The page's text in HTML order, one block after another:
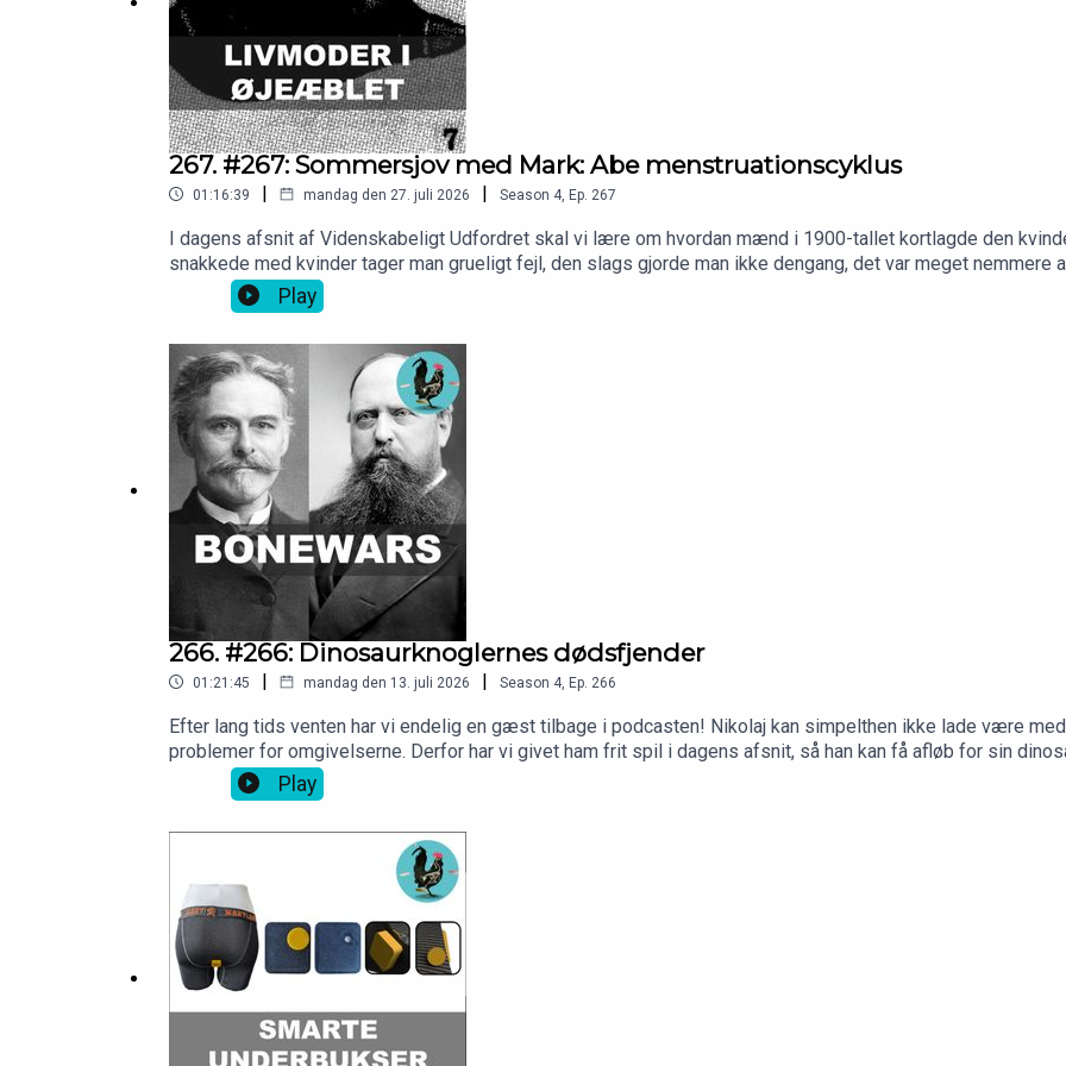
Tak til Christian Eiming for disclaimer.
Tak til Barometer-Bjarke for Gak-O-meteret.
Husk at være dumme 🧠
267. #267: Sommersjov med Mark: Abe menstruationscyklus
01:16:39 | mandag den 27. juli 2026 | Season 4, Ep. 267
I dagens afsnit af Videnskabeligt Udfordret skal vi lære om hvordan mænd i 1900-tallet kortlagde den
snakkede med kvinder tager man grueligt fejl, den slags gjorde man ikke dengang, det var meget
nogen aber så de kunne få menstruration ind i øjet på sig selv. Det er meget klogt i dag.Hvis du vil være
os på 10er og blive en af vores kernelyttere https://vudfordret.10er.appDu kan også tjekke vores webshop:
afsnit:soeg.videnskabeligtudfordret.dk Tak til Christian Eiming for disclaimer.Tak til Barometer-Bjarke for
Play
266. #266: Dinosaurknoglernes dødsfjender
01:21:45 | mandag den 13. juli 2026 | Season 4, Ep. 266
Efter lang tids venten har vi endelig en gæst tilbage i podcasten! Nikolaj kan simpelthen ikke lade være
problemer for omgivelserne. Derfor har vi givet ham frit spil i dagens afsnit, så han kan få afløb for sin
involverede!Hvis du vil være med til at optage live med os på Discord kan dustøtte os på 10er og blive en
https://vudfordret.10er.app Du kan også tjekke vores webshop: bit.ly/vushop. Der er enhønsetrøje! Send
Eiming for disclaimer.Tak til Barometer-Bjarke for Gak-O-meteret. Husk at være dumme 🧠
Play